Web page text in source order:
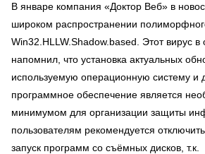
В январе компания «Доктор Веб» в
широком распространении
Win32.HLLW.Shadow.based. Этот вирус в
напомнил, что установка актуальных
используемую операционную систему и
программное обеспечение является
минимумом для организации защиты
пользователям рекомендуется
запуск программ со съёмных дисков, т.к.